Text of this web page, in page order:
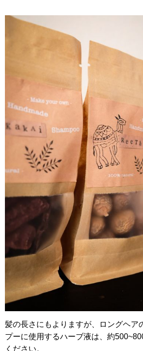
髪の長さにもよりますが、ロングヘア
プーに使用するハーブ液は、約
ください。